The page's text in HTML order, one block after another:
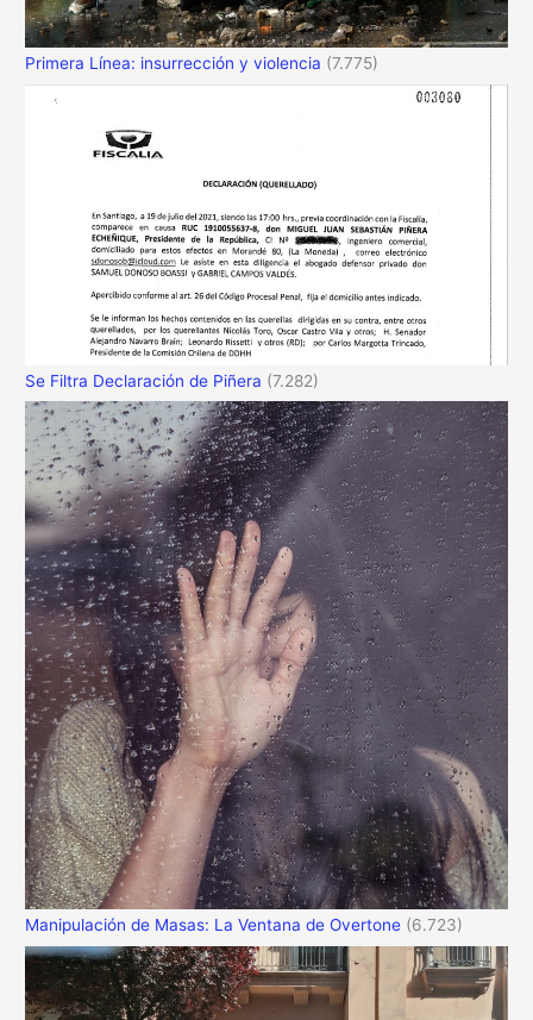
Primera Línea: insurrección y violencia (7.775)
Se Filtra Declaración de Piñera (7.282)
Manipulación de Masas: La Ventana de Overtone (6.723)